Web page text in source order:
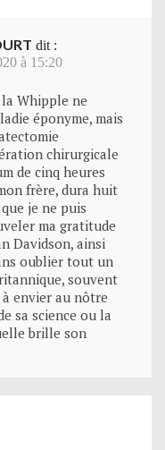
dit :
à 15:20
Whipple ne
éponyme, mais
chirurgicale
de cinq heures
frère, dura huit
je ne puis
ma gratitude
Davidson, ainsi
oublier tout un
souvent
envier au nôtre
sa science ou la
brille son